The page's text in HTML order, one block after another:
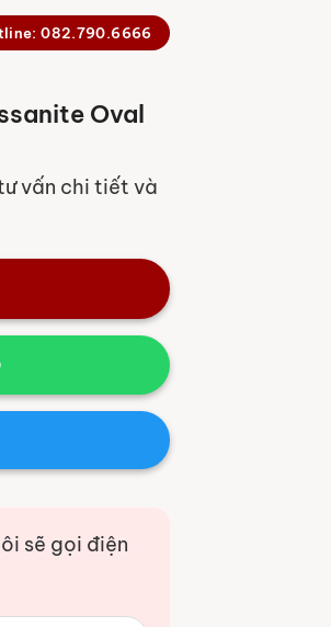
082.790.6666
Oval
vấn chi tiết và
sẽ gọi điện